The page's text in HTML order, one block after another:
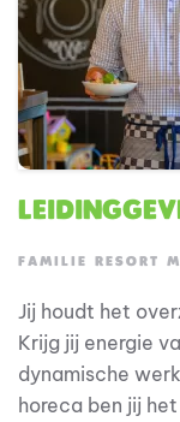
FAMILIE RESORT
Jij houdt het
Krijg jij energie
dynamische
horeca ben jij